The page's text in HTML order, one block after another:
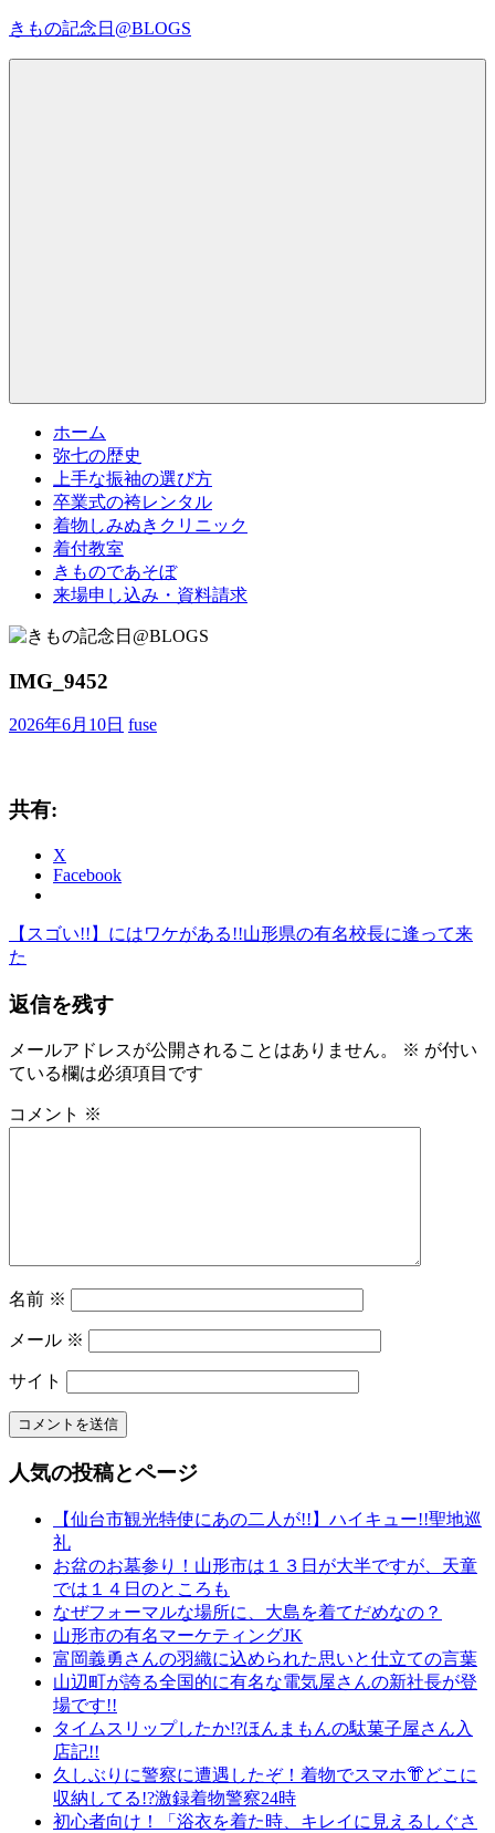
コ
きもの記念日@BLOGS
す。
ホーム
弥七の歴史
上手な振袖の選び方
卒業式の袴レンタル
着物しみぬきクリニック
着付教室
きものであそぼ
来場申し込み・資料請求
IMG_9452
2026年6月10日 fuse
共有:
X
Facebook
投
稿
ナ
ビ
ゲ
ー
前
の
事:
【スゴい!!】にはワケがある!!山形県の有名校長に逢って来
た
返信を残す
メールアドレスが公開されることはありません。 ※ が付い
ている欄は必須項目です
コメント ※
名前 ※
メール ※
サイト
人気の投稿とページ
【仙台市観光特使にあの二人が!!】ハイキュー!!聖地巡
礼
お盆のお墓参り！山形市は１３日が大半ですが、天童
では１４日のところも
なぜフォーマルな場所に、大島を着てだめなの？
山形市の有名マーケティングJK
富岡義勇さんの羽織に込められた思いと仕立ての言葉
山辺町が誇る全国的に有名な電気屋さんの新社長が登
場です!!
タイムスリップしたか!?ほんまもんの駄菓子屋さん入
店記!!
久しぶりに警察に遭遇したぞ！着物でスマホ👘どこに
収納してる!?激録着物警察24時
初心者向け！「浴衣を着た時、キレイに見えるしぐさ